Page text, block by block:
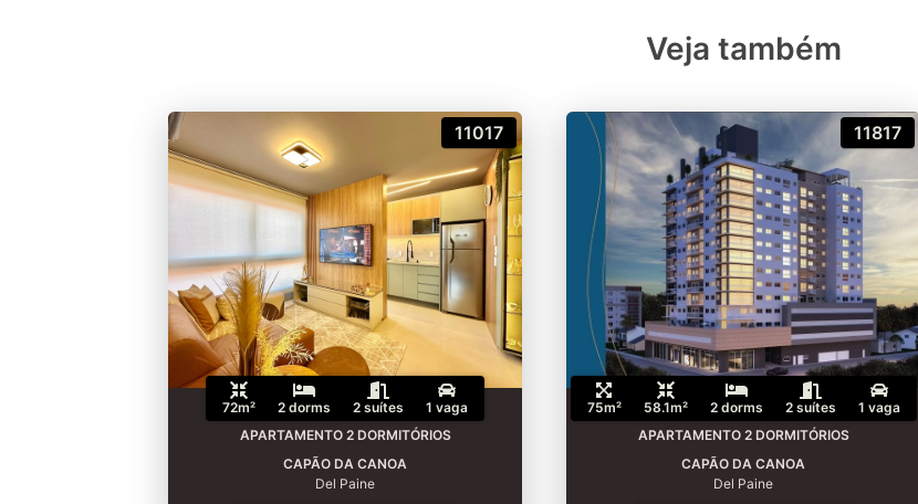
Veja também
11017
72m² 2 dorms 2 suítes
1 vaga
APARTAMENTO 2 DORMITÓRIOS
CAPÃO DA CANOA
Del Paine
11817
75m² 58.1m² 2 dorms 2 suítes
1 vaga
APARTAMENTO 2 DORMITÓRIOS
CAPÃO DA CANOA
Del Paine